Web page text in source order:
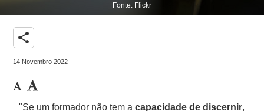
Fonte: Flickr
share
14 Novembro 2022
"Se um formador não tem acapacidade de discernir,